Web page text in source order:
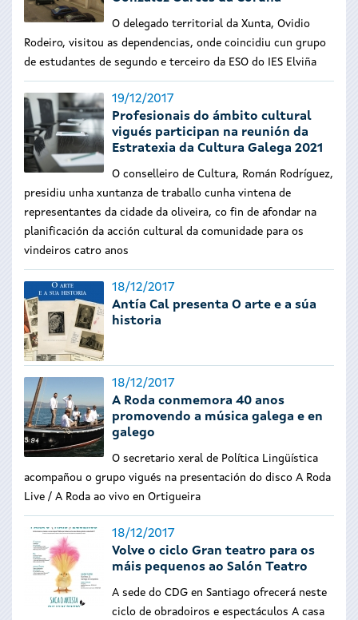
O delegado territorial da Xunta, Ovidio
Rodeiro, visitou as dependencias, onde coincidiu cun grupo
de estudantes de segundo e terceiro da ESO do IES Elviña
19/12/2017
Profesionais do ámbito cultural
vigués participan na reunión da
Estratexia da Cultura Galega 2021
O conselleiro de Cultura, Román Rodríguez,
presidiu unha xuntanza de traballo cunha vintena de
representantes da cidade da oliveira, co fin de afondar na
planificación da acción cultural da comunidade para os
vindeiros catro anos
18/12/2017
Antía Cal presenta O arte e a súa
historia
18/12/2017
A Roda conmemora 40 anos
promovendo a música galega e en
galego
O secretario xeral de Política Lingüística
acompañou o grupo vigués na presentación do disco A Roda
Live / A Roda ao vivo en Ortigueira
18/12/2017
Volve o ciclo Gran teatro para os
máis pequenos ao Salón Teatro
A sede do CDG en Santiago ofrecerá neste
ciclo de obradoiros e espectáculos A casa